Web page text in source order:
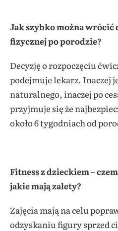
Jak szybko można
fizycznej po porodzie?
Decyzję o rozpoczęciu
podejmuje lekarz. Inaczej
naturalnego, inaczej po
przyjmuje się że
około 6 tygodniach od
Fitness z dzieckiem –
jakie mają zalety?
Zajęcia mają na celu
odzyskaniu figury sprzed